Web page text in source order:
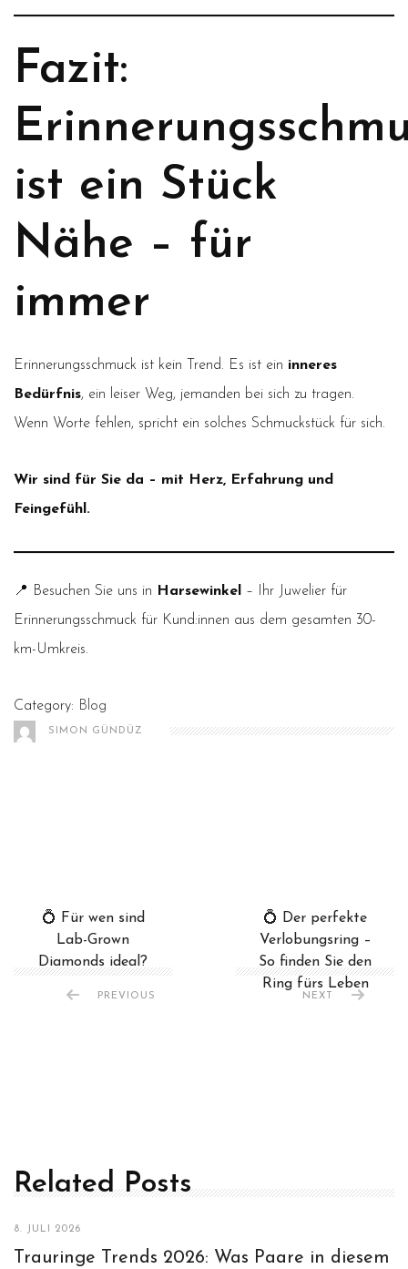
Fazit:
ist ein Stück
Nähe – für
immer
Erinnerungsschmuck ist kein Trend. Es ist ein inneres
Bedürfnis, ein leiser Weg, jemanden bei sich zu tragen.
Wenn Worte fehlen, spricht ein solches Schmuckstück für sich.
Wir sind für Sie da – mit Herz, Erfahrung und
Feingefühl.
📍 Besuchen Sie uns in Harsewinkel – Ihr Juwelier für
Erinnerungsschmuck für Kund:innen aus dem gesamten 30-
km-Umkreis.
Category: Blog
SIMON GÜNDÜZ
💍 Für wen sind
Lab-Grown
Diamonds ideal?
PREVIOUS
💍 Der perfekte
Verlobungsring –
So finden Sie den
Ring fürs Leben
NEXT
Related Posts
8. JULI 2026
Trauringe Trends 2026: Was Paare in diesem